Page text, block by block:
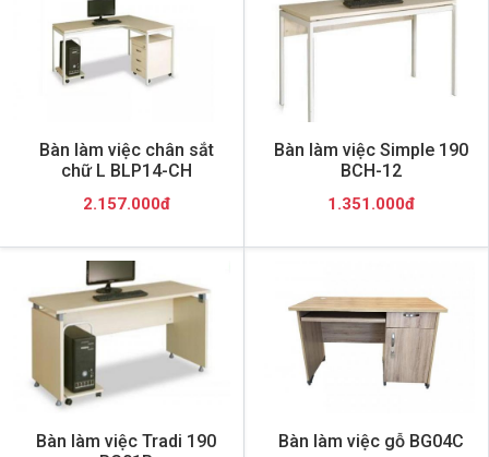
Bàn làm việc chân sắt
chữ L BLP14-CH
2.157.000đ
Bàn làm việc Simple 190
BCH-12
1.351.000đ
Bàn làm việc Tradi 190
Bàn làm việc gỗ BG04C